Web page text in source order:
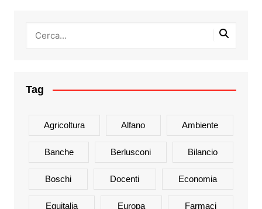
Tag
Agricoltura Alfano Ambiente
Banche Berlusconi Bilancio
Boschi Docenti Economia
Equitalia Europa Farmaci